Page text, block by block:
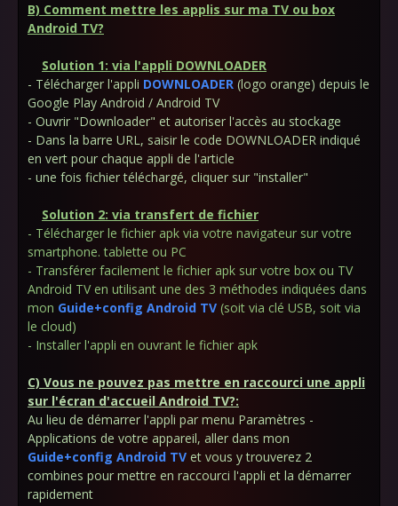
B) Comment mettre les applis sur ma TV ou box
Android TV?
Solution 1: via l'appli DOWNLOADER
- Télécharger l'appli DOWNLOADER (logo orange) depuis le
Google Play Android / Android TV
- Ouvrir "Downloader" et autoriser l'accès au stockage
- Dans la barre URL, saisir le code DOWNLOADER indiqué
en vert pour chaque appli de l'article
- une fois fichier téléchargé, cliquer sur "installer"
Solution 2: via transfert de fichier
- Télécharger le fichier apk via votre navigateur sur votre
smartphone. tablette ou PC
- Transférer facilement le fichier apk sur votre box ou TV
Android TV en utilisant une des 3 méthodes indiquées dans
mon Guide+config Android TV (soit via clé USB, soit via
le cloud)
- Installer l'appli en ouvrant le fichier apk
C) Vous ne pouvez pas mettre en raccourci une appli
sur l'écran d'accueil Android TV?:
Au lieu de démarrer l'appli par menu Paramètres -
Applications de votre appareil, aller dans mon
Guide+config Android TV et vous y trouverez 2
combines pour mettre en raccourci l'appli et la démarrer
rapidement